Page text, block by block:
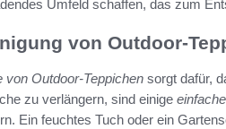
Umfeld schaffen, das zum
von Outdoor-
von Outdoor-Teppichen sorgt dafür,
zu verlängern, sind einige
Ein feuchtes Tuch oder ein